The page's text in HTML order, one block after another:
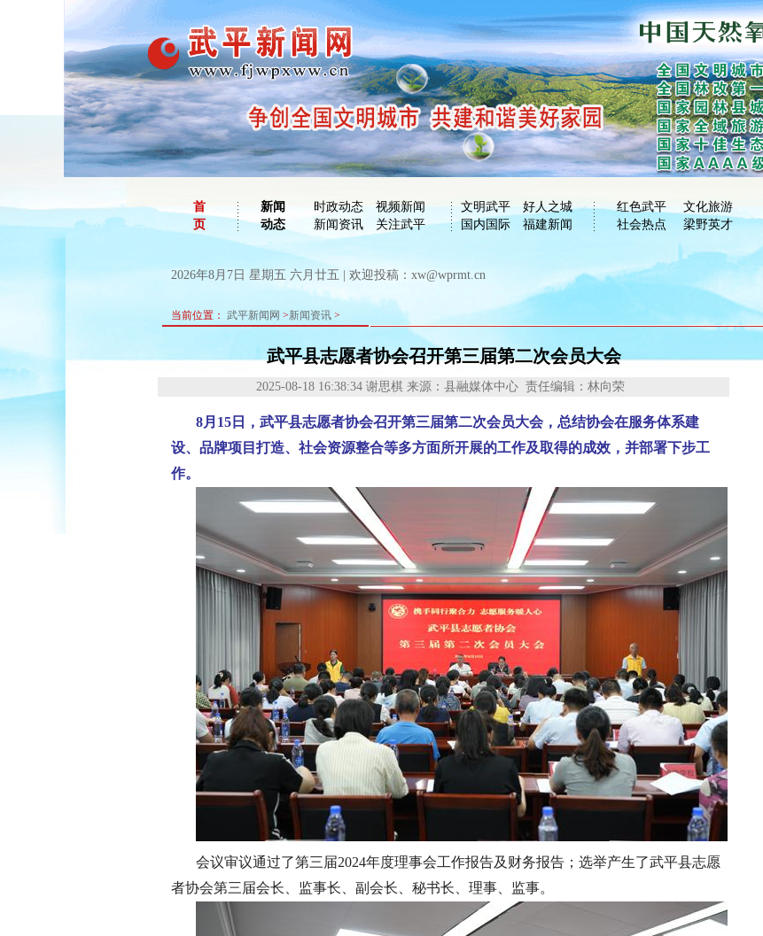
首
页
新闻 时政动态
视频新闻
动态
新闻资讯 关注武平
文明武平
好人之城
国内国际
福建新闻
红色武平
文化旅游
社会热点
梁野英才
2026年8月7日 星期五 六月廿五 | 欢迎投稿：xw@wprmt.cn
当前位置： 武平新闻网 >新闻资讯 >
武平县志愿者协会召开第三届第二次会员大会
2025-08-18 16:38:34 谢思棋 来源：县融媒体中心 责任编辑：林向荣
8月15日，武平县志愿者协会召开第三届第二次会员大会，总结协会在服务体系建
设、品牌项目打造、社会资源整合等多方面所开展的工作及取得的成效，并部署下步工
作。
会议审议通过了第三届2024年度理事会工作报告及财务报告；选举产生了武平县志愿
者协会第三届会长、监事长、副会长、秘书长、理事、监事。